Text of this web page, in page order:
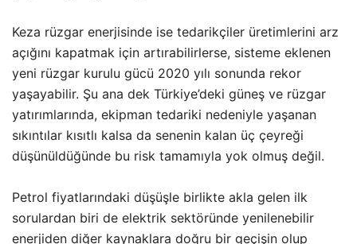
Keza rüzgar enerjisinde ise tedarikçiler üretimlerini arz
açığını kapatmak için artırabilirlerse, sisteme eklenen
yeni rüzgar kurulu gücü 2020 yılı sonunda rekor
yaşayabilir. Şu ana dek Türkiye’deki güneş ve rüzgar
yatırımlarında, ekipman tedariki nedeniyle yaşanan
sıkıntılar kısıtlı kalsa da senenin kalan üç çeyreği
düşünüldüğünde bu risk tamamıyla yok olmuş değil.
Petrol fiyatlarındaki düşüşle birlikte akla gelen ilk
sorulardan biri de elektrik sektöründe yenilenebilir
enerjiden diğer kaynaklara doğru bir geçişin olup